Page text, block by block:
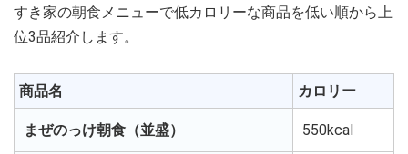
すき家の朝食メニューで低カロリーな商品を低い順から上
位3品紹介します。
商品名 カロリー
まぜのっけ朝食（並盛） 550kcal